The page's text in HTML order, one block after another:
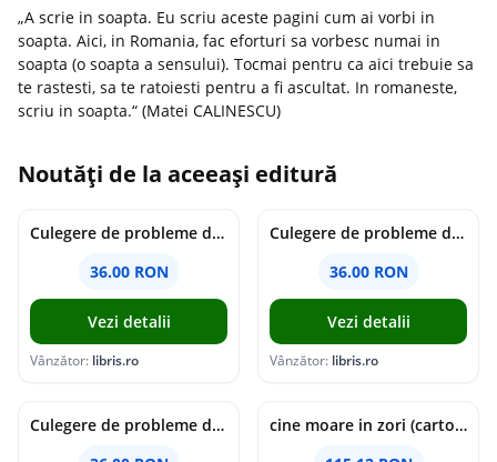
„A scrie in soapta. Eu scriu aceste pagini cum ai vorbi in
soapta. Aici, in Romania, fac eforturi sa vorbesc numai in
soapta (o soapta a sensului). Tocmai pentru ca aici trebuie sa
te rastesti, sa te ratoiesti pentru a fi ascultat. In romaneste,
scriu in soapta.“ (Matei CALINESCU)
Noutăți de la aceeași editură
Culegere de probleme de matematica - Clasa 7 - Ioana Monalisa Manea
36.00 RON
Vezi detalii
Vânzător: libris.ro
Culegere de probleme de matematica - Clasa 6 - Ioana Monalisa Manea, Cristina Neagoe
36.00 RON
Vezi detalii
Vânzător: libris.ro
Culegere de probleme de matematica - Clasa 5 - Ioana Monalisa Manea, Cristina Neagoe
cine moare in zori (cartonata) - holly jackson